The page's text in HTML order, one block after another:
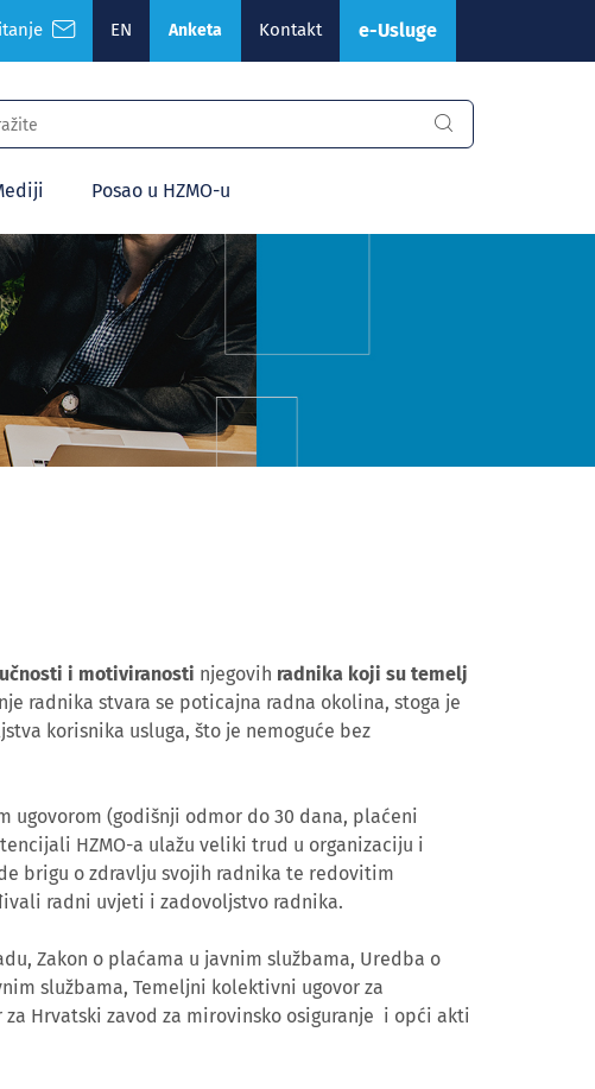
EN Anketa Kontakt e-Usluge
Posao u HZMO-u
i motiviranosti njegovih radnika koji su temelj
radnika stvara se poticajna radna okolina, stoga je
korisnika usluga, što je nemoguće bez
ugovorom (godišnji odmor do 30 dana, plaćeni
HZMO-a ulažu veliki trud u organizaciju i
brigu o zdravlju svojih radnika te redovitim
radni uvjeti i zadovoljstvo radnika.
Zakon o plaćama u javnim službama, Uredba o
službama, Temeljni kolektivni ugovor za
Hrvatski zavod za mirovinsko osiguranje i opći akti